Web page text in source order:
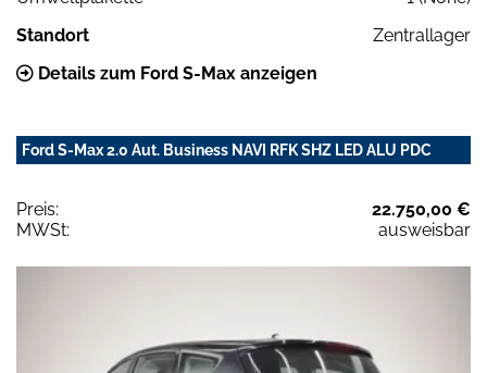
Standort
Zentrallager
Details zum Ford S-Max anzeigen
Ford S-Max 2.0 Aut. Business NAVI RFK SHZ LED ALU PDC
Preis:
22.750,00 €
MWSt:
ausweisbar